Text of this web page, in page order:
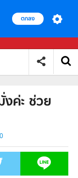
ตกลง
งค่ะ ช่วย